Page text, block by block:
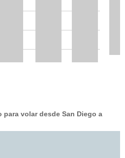
para volar desde San Diego a